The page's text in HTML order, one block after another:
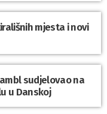
mjesta i novi
sudjelovao na
u Danskoj